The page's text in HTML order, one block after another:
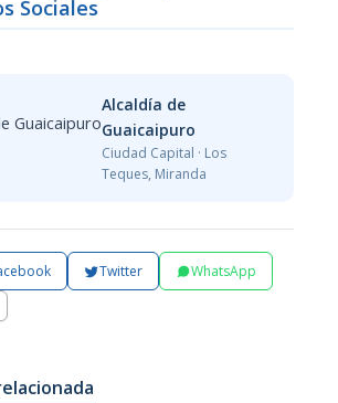
Sociales
Alcaldía de
Guaicaipuro
Ciudad Capital · Los
Teques, Miranda
Twitter
WhatsApp